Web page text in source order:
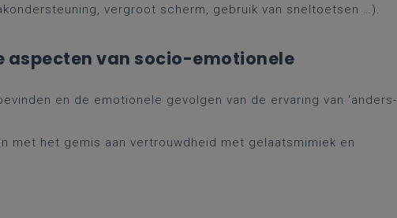
vergroot scherm, gebruik van sneltoetsen …).
aspecten van socio-emotionele
en de emotionele gevolgen van de ervaring van ‘anders-
met het gemis aan vertrouwdheid met gelaatsmimiek en